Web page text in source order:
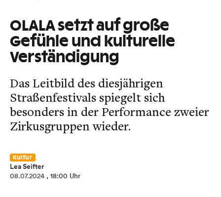
OLALA setzt auf große
Gefühle und kulturelle
Verständigung
Das Leitbild des diesjährigen
Straßenfestivals spiegelt sich
besonders in der Performance zweier
Zirkusgruppen wieder.
Kultur
Lea Seifter
08.07.2024 , 18:00 Uhr